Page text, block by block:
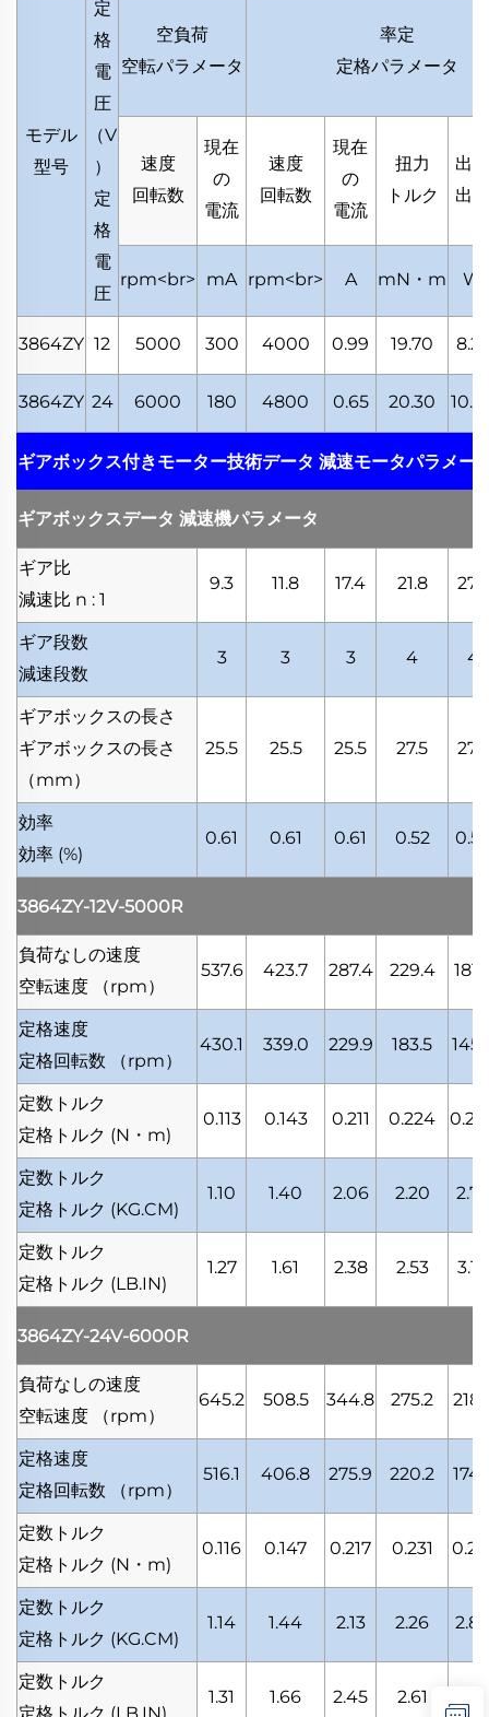
モデル
型号
定
格
電
圧
（V
）
定
格
電
圧
空負荷
空転パラメータ
率定
定格パラメータ
速度
回転数
現在
の
電流
速度
回転数
現在
の
電流
扭力
トルク
出力
出力
rpm<br> mA rpm<br> A mN・m W
3864ZY 12 5000 300 4000 0.99 19.70 8.25
3864ZY 24 6000 180 4800 0.65 20.30
ギアボックス付きモーター技術データ 減速モータパラメー
ギアボックスデータ 減速機パラメータ
ギア比
減速比 n : 1
9.3 11.8 17.4 21.8 27.5
ギア段数
減速段数
3 3 3 4 4
ギアボックスの長さ
ギアボックスの長さ
（mm）
25.5 25.5 25.5 27.5 27.5
効率
効率 (%)
0.61 0.61 0.61 0.52 0.52
3864ZY-12V-5000R
負荷なしの速度
空転速度
（rpm）
537.6 423.7 287.4 229.4
定格速度
定格回転数
（rpm）
430.1 339.0 229.9 183.5
定数トルク
定格トルク (N・m)
0.113 0.143 0.211 0.224
定数トルク
定格トルク (KG.CM)
1.10 1.40 2.06 2.20 2.77
定数トルク
定格トルク (LB.IN)
1.27 1.61 2.38 2.53 3.19
3864ZY-24V-6000R
負荷なしの速度
空転速度
（rpm）
645.2 508.5 344.8 275.2
定格速度
定格回転数
（rpm）
516.1 406.8 275.9 220.2
定数トルク
定格トルク (N・m)
0.116 0.147 0.217 0.231
定数トルク
定格トルク (KG.CM)
1.14 1.44 2.13 2.26 2.86
定数トルク
1.31 1.66 2.45 2.61